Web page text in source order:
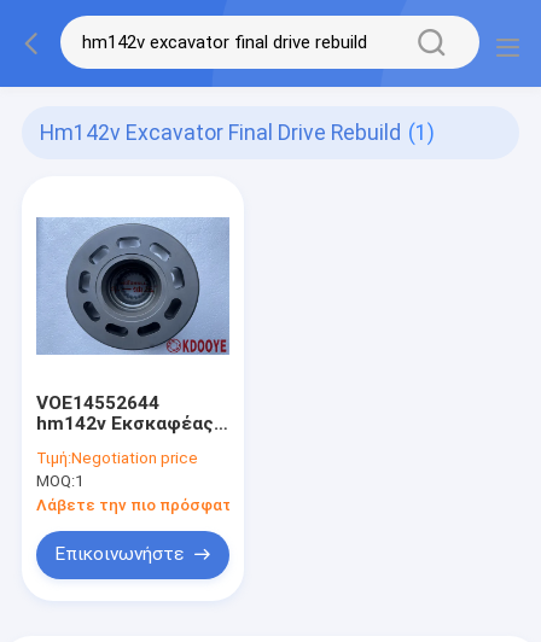
Hm142v Excavator Final Drive Rebuild (1)
VOE14552644
hm142v Εκσκαφέας
Ανασυγκρότηση 60
δοντιών 3kg
Τιμή:Negotiation price
MOQ:1
Λάβετε την πιο πρόσφατη τιμή
Επικοινωνήστε